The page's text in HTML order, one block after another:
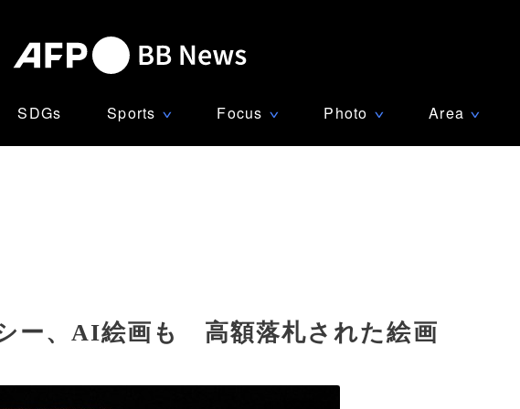
SDGs Sports ∨ Focus ∨ Photo ∨ Area ∨
ー、AI絵画も 高額落札された絵画